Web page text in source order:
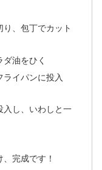
、包丁でカット
油をひく
イパンに投入
入し、いわしと一
完成です！